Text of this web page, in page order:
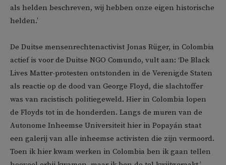
als helden beschreven, wij hebben onze eigen historische
helden.’
De Duitse mensenrechtenactivist Jonas Rüger, in Colombia
actief is voor de Duitse NGO Comundo, vult aan: ‘De Black
Lives Matter-protesten ontstonden in de Verenigde Staten
als reactie op de dood van George Floyd, die slachtoffer
was van racistisch politiegeweld. Hier in Colombia lopen
de Floyds tot in de honderden. Langs de muren van de
Autonome Inheemse Universiteit hier in Popayán staat
een galerij van alle inheemse activisten die zijn vermoord.
Toen ik hier kwam werken in Colombia ben ik gaan tellen